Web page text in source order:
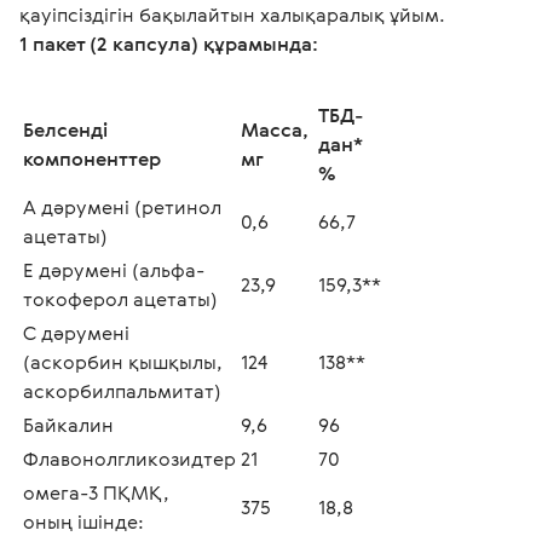
1 пакет (2 капсула) құрамында:
Белсенді
компоненттер
Масса,
мг
ТБД-
дан*
%
А дәрумені (ретинол
ацетаты)
0,6
66,7
Е дәрумені (альфа-
токоферол ацетаты)
23,9
159,3**
С дәрумені
(аскорбин қышқылы,
аскорбилпальмитат)
124 138**
Байкалин 9,6
96
Флавонолгликозидтер 21
70
омега-3 ПҚМҚ,
оның ішінде:
375 18,8